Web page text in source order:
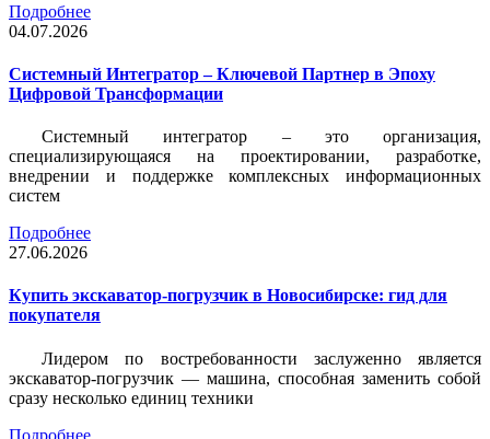
Подробнее
04.07.2026
Системный Интегратор – Ключевой Партнер в Эпоху
Цифровой Трансформации
Системный интегратор – это организация,
специализирующаяся на проектировании, разработке,
внедрении и поддержке комплексных информационных
систем
Подробнее
27.06.2026
Купить экскаватор-погрузчик в Новосибирске: гид для
покупателя
Лидером по востребованности заслуженно является
экскаватор-погрузчик — машина, способная заменить собой
сразу несколько единиц техники
Подробнее